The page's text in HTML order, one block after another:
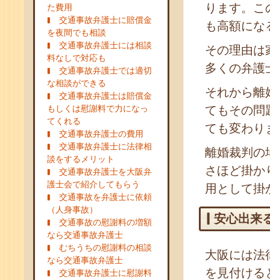
た費用
交通事故弁護士に賠償金
を夜間でも相談
交通事故弁護士には相談
料なしで対応も
交通事故弁護士では適切
な相談ができる
交通事故弁護士は賠償金
もしくは慰謝料で力になっ
てくれる
交通事故弁護士の費用
交通事故弁護士に法律相
談をするメリット
交通事故弁護士を大阪弁
護士会で紹介してもらう
交通事故を弁護士に依頼
（人身事故）
交通事故の慰謝料の増額
なら交通事故弁護士
むちうちの慰謝料の相談
なら交通事故弁護士
交通事故弁護士に慰謝料
ります。
も高額にな
その理由は
多くの弁護
それから離
てもその問
ても変わり
離婚裁判の
さほど掛か
用として掛
安心出来
大阪には法
を見付ける